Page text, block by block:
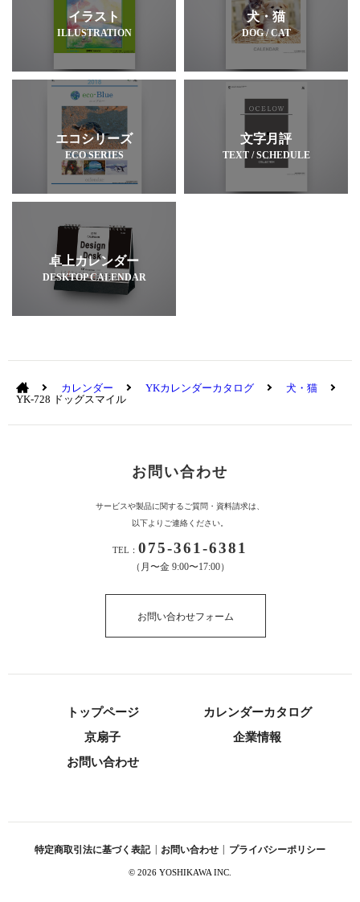
イラスト
ILLUSTRATION
犬・猫
DOG / CAT
エコシリーズ
ECO SERIES
文字月評
TEXT / SCHEDULE
卓上カレンダー
DESKTOP CALENDAR
カレンダー YKカレンダーカタログ
犬・猫
YK-728 ドッグスマイル
お問い合わせ
サービスや製品に関するご質問・資料請求は、
以下よりご連絡ください。
TEL： 075-361-6381
（月〜金 9:00〜17:00）
お問い合わせフォーム
トップページ
カレンダーカタログ
京扇子
企業情報
お問い合わせ
特定商取引法に基づく表記 お問い合わせ プライバシーポリシー
© 2026 YOSHIKAWA INC.